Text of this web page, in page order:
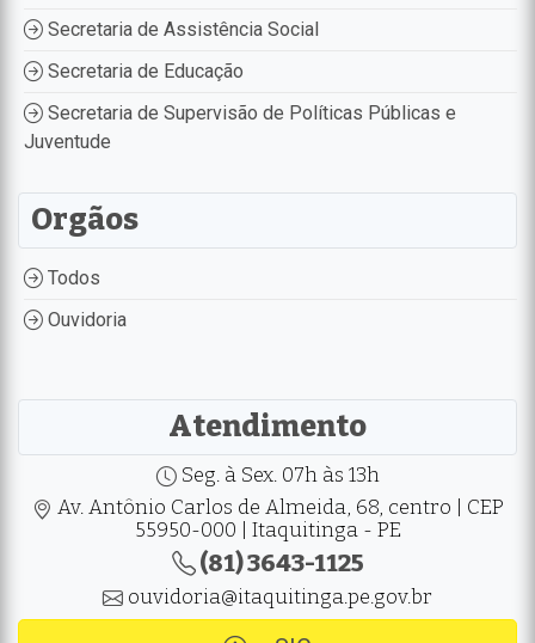
Secretaria de Assistência Social
Secretaria de Educação
Secretaria de Supervisão de Políticas Públicas e
Juventude
Orgãos
Todos
Ouvidoria
Atendimento
Seg. à Sex. 07h às 13h
Av. Antônio Carlos de Almeida, 68, centro | CEP
55950-000 | Itaquitinga - PE
(81) 3643-1125
ouvidoria@itaquitinga.pe.gov.br